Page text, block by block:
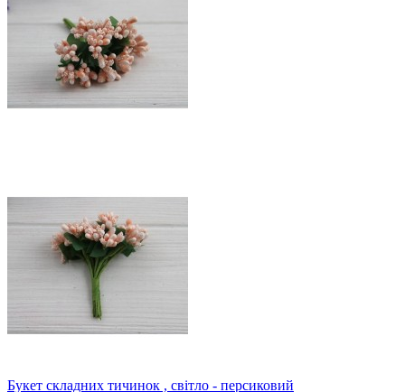
Букет складних тичинок , світло - персиковий